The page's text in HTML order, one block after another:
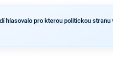
hlasovalo pro kterou politickou stranu